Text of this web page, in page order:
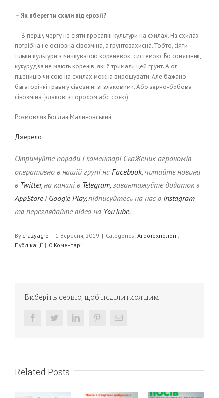
– Як вберегти схили від ерозії?
– В першу чергу не сіяти просапні культури на схилах. На схилах
потрібна не основна сівозміна, а ґрунтозахисна. Тобто, сіяти
тільки культури з мичкуватою кореневою системою. Бо соняшник,
кукурудза не мають коренів, які б тримали цей грунт. А от
пшеницю чи сою на схилах можна вирощувати. Але бажано
багаторічні трави у сівозміні зі злаковими. Або зерно-бобова
сівозміна (злакові з горохом або соєю).
Розмовляв Богдан Малиновський
Джерело
Отримуйте поради і коментарі СкаЖених агрономів
оперативно в нашій групі на Facebook, читайте новини
в Twitter, на каналі в Telegram, завантажуйте додаток в
AppStoreі Google Play, підписуйтесь на нас в Instagram
та переглядайте відео на YouTube.
By crazyagro | 1 Вересня, 2019 | Categories: Агротехнології
Публікації | 0 Коментарі
Виберіть сервіс, щоб поділитися цим
facebooktwitter linkedin pinterestE-
Related Posts